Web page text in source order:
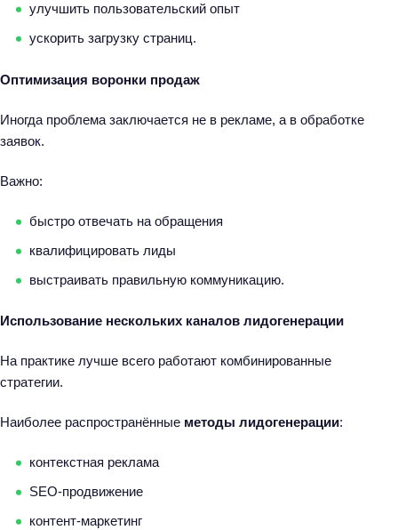
улучшить пользовательский опыт
ускорить загрузку страниц.
Оптимизация воронки продаж
Иногда проблема заключается не в рекламе, а в обработке
заявок.
Важно:
быстро отвечать на обращения
квалифицировать лиды
выстраивать правильную коммуникацию.
Использование нескольких каналов лидогенерации
На практике лучше всего работают комбинированные
стратегии.
Наиболее распространённые методы лидогенерации:
контекстная реклама
SEO-продвижение
контент-маркетинг